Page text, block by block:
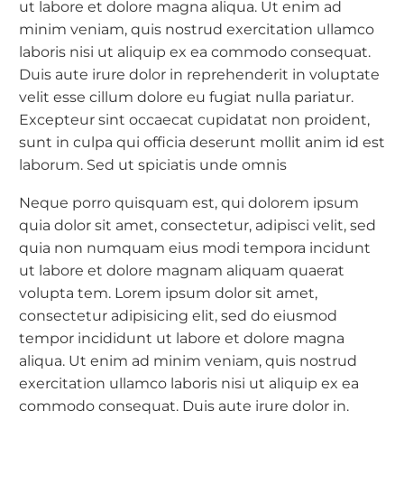
ut labore et dolore magna aliqua. Ut enim ad
minim veniam, quis nostrud exercitation ullamco
laboris nisi ut aliquip ex ea commodo consequat.
Duis aute irure dolor in reprehenderit in voluptate
velit esse cillum dolore eu fugiat nulla pariatur.
Excepteur sint occaecat cupidatat non proident,
sunt in culpa qui officia deserunt mollit anim id est
laborum. Sed ut spiciatis unde omnis
Neque porro quisquam est, qui dolorem ipsum
quia dolor sit amet, consectetur, adipisci velit, sed
quia non numquam eius modi tempora incidunt
ut labore et dolore magnam aliquam quaerat
volupta tem. Lorem ipsum dolor sit amet,
consectetur adipisicing elit, sed do eiusmod
tempor incididunt ut labore et dolore magna
aliqua. Ut enim ad minim veniam, quis nostrud
exercitation ullamco laboris nisi ut aliquip ex ea
commodo consequat. Duis aute irure dolor in.